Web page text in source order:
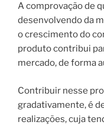
A comprovação de
desenvolvendo da
o crescimento do
produto contribui
mercado, de forma
Contribuir nesse
gradativamente, é
realizações, cuja